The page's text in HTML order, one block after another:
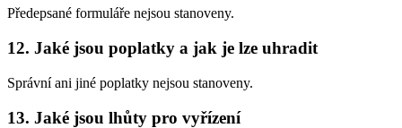
Předepsané formuláře nejsou stanoveny.
12. Jaké jsou poplatky a jak je lze uhradit
Správní ani jiné poplatky nejsou stanoveny.
13. Jaké jsou lhůty pro vyřízení